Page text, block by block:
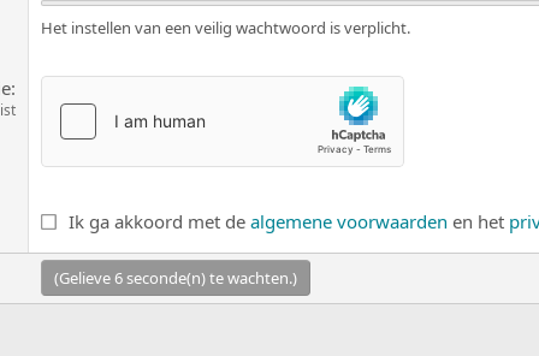
Het instellen van een veilig wachtwoord is verplicht.
Ik ga akkoord met de algemene voorwaarden en het
(Gelieve5seconde(n) te wachten.)